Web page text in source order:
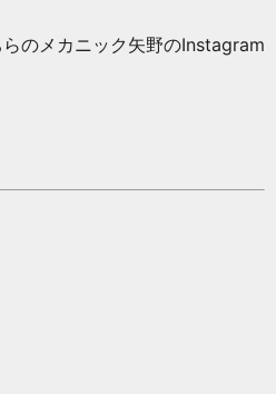
のメカニック矢野のInstagram